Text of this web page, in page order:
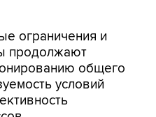
ограничения и
продолжают
общего
условий